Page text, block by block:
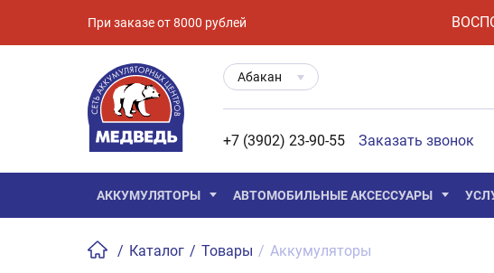
При заказе от 8000 рублей
Абакан
+7 (3902) 23-90-55 Заказать звонок
АККУМУЛЯТОРЫ АВТОМОБИЛЬНЫЕ АКСЕССУАРЫ
/ Каталог / Товары / Аккумуляторы